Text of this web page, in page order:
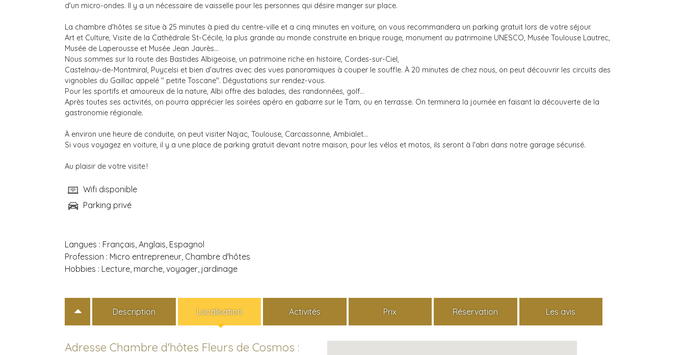
d'un micro-ondes. Il y a un nécessaire de vaisselle pour les personnes qui désire manger sur place.
La chambre d'hôtes se situe à 25 minutes à pied du centre-ville et a cinq minutes en voiture, on vous recommandera un parking gratuit lors de votre séjour.
Art et Culture, Visite de la Cathédrale St-Cécile, la plus grande au monde construite en brique rouge, monument au patrimoine UNESCO, Musée Toulouse Lautrec,
Musée de Laperousse et Musée Jean Jaurès...
Nous sommes sur la route des Bastides Albigeoise, un patrimoine riche en histoire, Cordes-sur-Ciel,
Castelnau-de-Montmiral, Puycelsi et bien d'autres avec des vues panoramiques à couper le souffle. À 20 minutes de chez nous, on peut découvrir les circuits des
vignobles du Gaillac appelé '' petite Toscane''. Dégustations sur rendez-vous.
Pour les sportifs et amoureux de la nature, Albi offre des balades, des randonnées, golf...
Après toutes ses activités, on pourra apprécier les soirées apéro en gabarre sur le Tarn, ou en terrasse. On terminera la journée en faisant la découverte de la
gastronomie régionale.
À environ une heure de conduite, on peut visiter Najac, Toulouse, Carcassonne, Ambialet…
Si vous voyagez en voiture, il y a une place de parking gratuit devant notre maison, pour les vélos et motos, ils seront à l'abri dans notre garage sécurisé.
Au plaisir de votre visite !
Wifi disponible
Parking privé
Langues : Français, Anglais, Espagnol
Profession : Micro entrepreneur, Chambre d'hôtes
Hobbies : Lecture, marche, voyager, jardinage
Description Localisation Activités Prix Réservation Les avis
Adresse Chambre d'hôtes Fleurs de Cosmos :